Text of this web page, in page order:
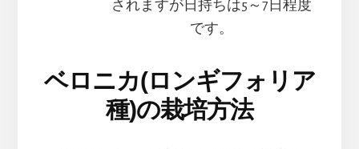
されますが日持ちは5～7日程度
です。
ベロニカ(ロンギフォリア
種)の栽培方法